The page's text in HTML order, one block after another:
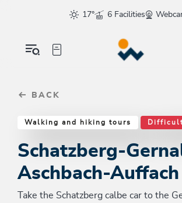
sr.skip-to.main-content
sr.skip-to.table-of-contents
sr.skip-to.main-navigation
17°
6 Facilities
BACK
Walking and hiking tours
Schatzberg-
Aschbach-Auffach
Take the Schatzberg calbe car to the